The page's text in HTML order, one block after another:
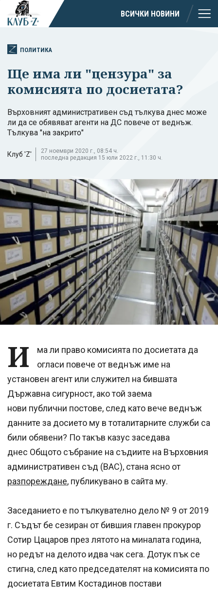
ВСИЧКИ НОВИНИ
ПОЛИТИКА
Ще има ли "цензура" за
комисията по досиетата?
Върховният административен съд тълкува днес може
ли да се обявяват агенти на ДС повече от веднъж.
Тълкува "на закрито"
Клуб 'Z'
27 ноември 2020 г., 08:54 ч.
последна редакция 15 юли 2022 г., 11:30 ч.
И
ма ли право комисията по досиетата да
огласи повече от веднъж име на
установен агент или служител на бившата
Държавна сигурност, ако той заема
нови публични постове, след като вече веднъж
данните за досието му в тоталитарните служби са
били обявени? По такъв казус заседава
днес Общото събрание на съдиите на Върховния
административен съд (ВАС), стана ясно от
разпореждане, публикувано в сайта му.
Заседанието е по тълкувателно дело № 9 от 2019
г. Съдът бе сезиран от бившия главен прокурор
Сотир Цацаров през лятото на миналата година,
но редът на делото идва чак сега. Дотук пък се
стигна, след като председателят на комисията по
досиетата Евтим Костадинов постави